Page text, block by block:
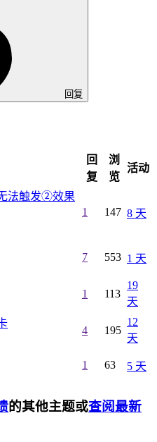
回复
回
复
浏
览
活动
法触发②效果
1 147 8 天
7 553 1 天
1 113
19
天
4 195
12
天
1 63 5 天
的其他主题或查阅最新